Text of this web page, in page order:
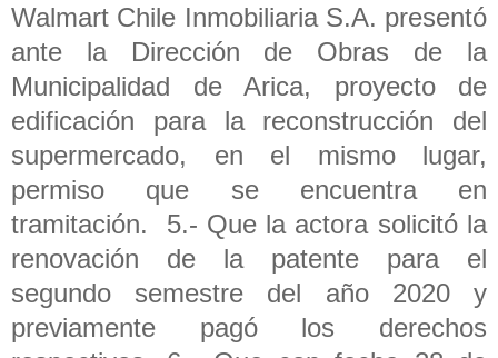
Walmart Chile Inmobiliaria S.A. presentó
ante la Dirección de Obras de la
Municipalidad de Arica, proyecto de
edificación para la reconstrucción del
supermercado, en el mismo lugar,
permiso que se encuentra en
tramitación. 5.- Que la actora solicitó la
renovación de la patente para el
segundo semestre del año 2020 y
previamente pagó los derechos